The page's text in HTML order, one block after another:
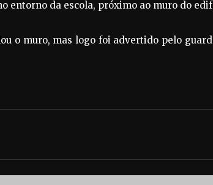
entorno da escola, próximo ao muro do
o muro, mas logo foi advertido pelo